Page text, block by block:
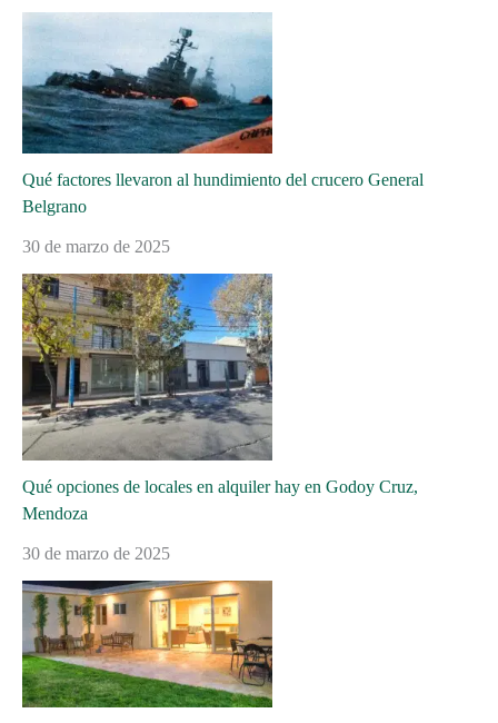
Qué factores llevaron al hundimiento del crucero General
Belgrano
30 de marzo de 2025
Qué opciones de locales en alquiler hay en Godoy Cruz,
Mendoza
30 de marzo de 2025